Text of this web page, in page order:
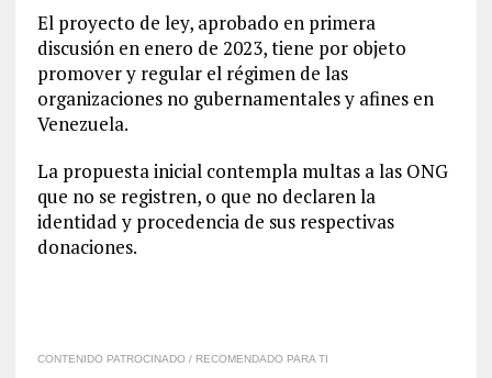
El proyecto de ley, aprobado en primera
discusión en enero de 2023, tiene por objeto
promover y regular el régimen de las
organizaciones no gubernamentales y afines en
Venezuela.
La propuesta inicial contempla multas a las ONG
que no se registren, o que no declaren la
identidad y procedencia de sus respectivas
donaciones.
CONTENIDO PATROCINADO / RECOMENDADO PARA TI